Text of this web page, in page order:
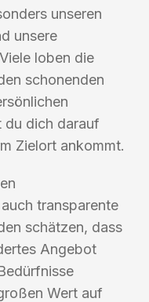
unseren
unsere
loben die
schonenden
du dich darauf
Zielort ankommt.
transparente
schätzen, dass
Angebot
Wert auf